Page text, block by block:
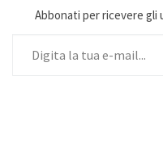
Abbonati per ricevere gli